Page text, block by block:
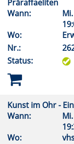
Präraffaeliten
Wann:
Mi.
Wo:
Nr.:
Status:
Kunst im Ohr -
Wann:
Mi.
Wo: